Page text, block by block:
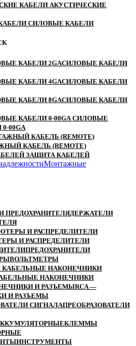
АКУСТИЧЕСКИЕ
СИЛОВЫЕ КАБЕЛИ
СИЛОВЫЕ КАБЕЛИ
СИЛОВЫЕ КАБЕЛИ
СИЛОВЫЕ КАБЕЛИ
СИЛОВЫЕ
00GA
КАБЕЛЬ (REMOTE)
ЗАЩИТА КАБЕЛЕЙ
Монтажные
ДЕРЖАТЕЛИ
И РАСПРЕДЕЛИТЕЛИ
ПРЕДОХРАНИТЕЛИ
ВОЛЬТМЕТРЫ
НАКОНЕЧНИКИ
RCA —
И РАЗЪЕМЫ
ПРЕОБРАЗОВАТЕЛИ
КЛЕММЫ
ИНСТРУМЕНТЫ